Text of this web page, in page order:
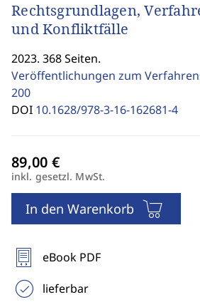
Rechtsgrundlagen,
und Konfliktfälle
2023. 368 Seiten.
Veröffentlichungen zum
200
DOI 10.1628/978-3-16-162681-4
inkl. gesetzl. MwSt.
In den Warenkorb
eBook PDF
lieferbar